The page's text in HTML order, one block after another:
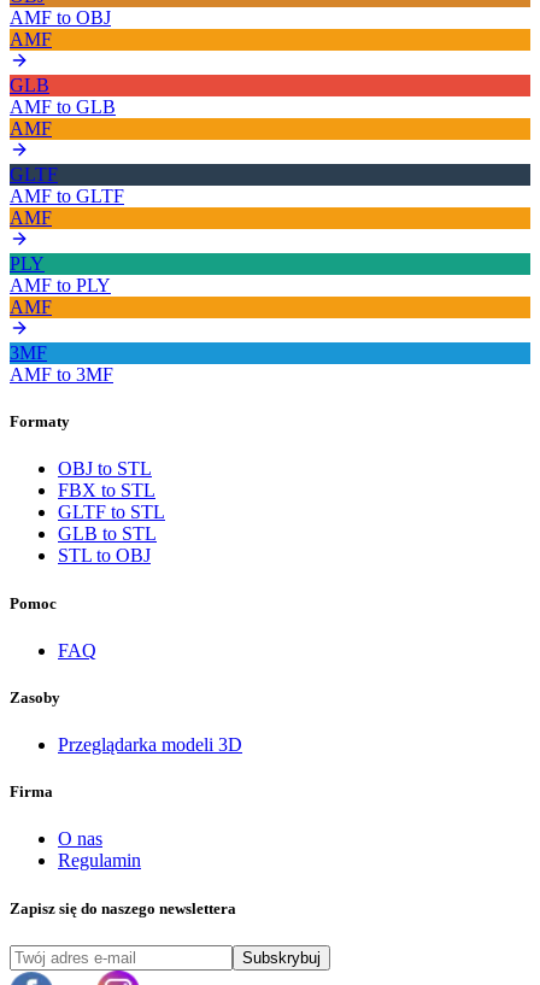
AMF to OBJ
AMF
GLB
AMF to GLB
AMF
GLTF
AMF to GLTF
AMF
PLY
AMF to PLY
AMF
3MF
AMF to 3MF
Formaty
OBJ to STL
FBX to STL
GLTF to STL
GLB to STL
STL to OBJ
Pomoc
FAQ
Zasoby
Przeglądarka modeli 3D
Firma
O nas
Regulamin
Zapisz się do naszego newslettera
Subskrybuj